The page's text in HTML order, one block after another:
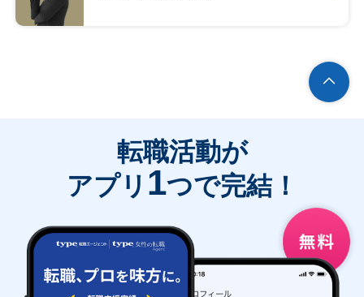
転職活動が
アプリ 1つで完結！